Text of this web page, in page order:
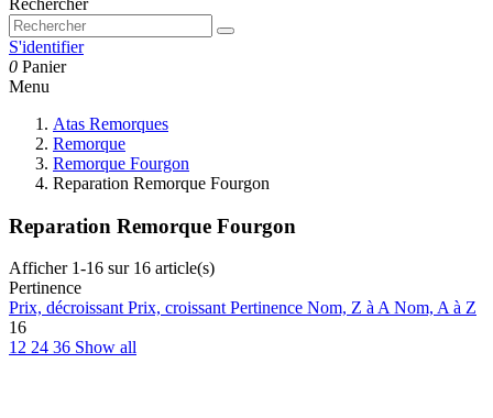
Rechercher
S'identifier
0 Panier
Menu
Atas Remorques
Remorque
Remorque Fourgon
Reparation Remorque Fourgon
Reparation Remorque Fourgon
Afficher 1-16 sur 16 article(s)
Pertinence
Prix, décroissantPrix, croissantPertinence Nom, Z à ANom, A à Z
16
12 24 36 Show all